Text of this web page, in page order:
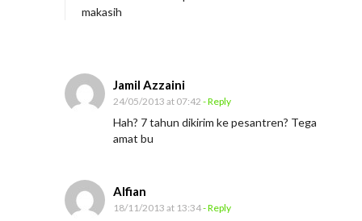
makasih
Jamil Azzaini
24/05/2013 at 07:42 - Reply
Hah? 7 tahun dikirim ke pesantren? Tega
amat bu
Alfian
18/11/2013 at 13:34- Reply